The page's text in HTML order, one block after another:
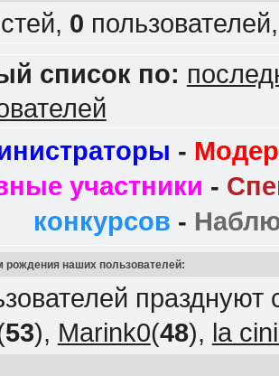
0
список по:
-
участники -
конкурсов -
рождения наших пользователей:
празднуют
53), Marink0(48), la